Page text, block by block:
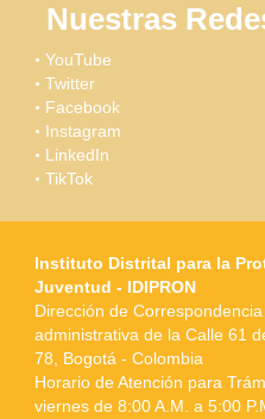
Nuestras
YouTube
Twitter
Facebook
Instagram
LinkedIn
TikTok
Instituto Distrital para la
Juventud - IDIPRON
Dirección de
administrativa de la Calle 61
78, Bogotá - Colombia
Horario de Atención para
viernes de 8:00 A.M. a 5:00